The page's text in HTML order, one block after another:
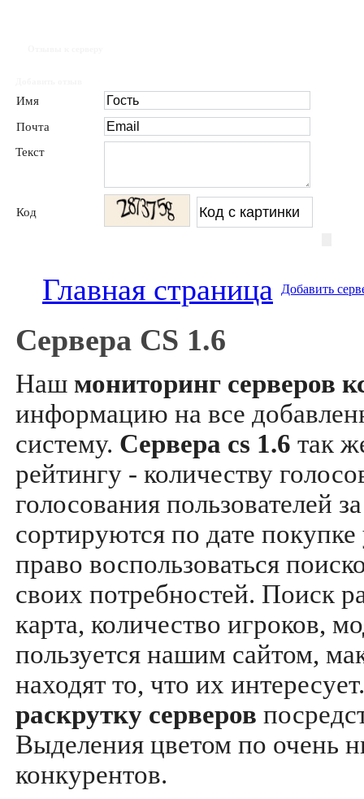
Имя
Почта
Текст
Код
Главная страница Добавить
Сервера CS 1.6
Наш мониторинг серверов
информацию на все
систему. Сервера cs 1.6 так
рейтингу - количеству
голосования пользователей
сортируются по дате
право воспользоваться
своих потребностей. Поиск
карта, количество игроков,
пользуется нашим сайтом,
находят то, что их
раскрутку серверов
Выделения цветом по очень
конкурентов.